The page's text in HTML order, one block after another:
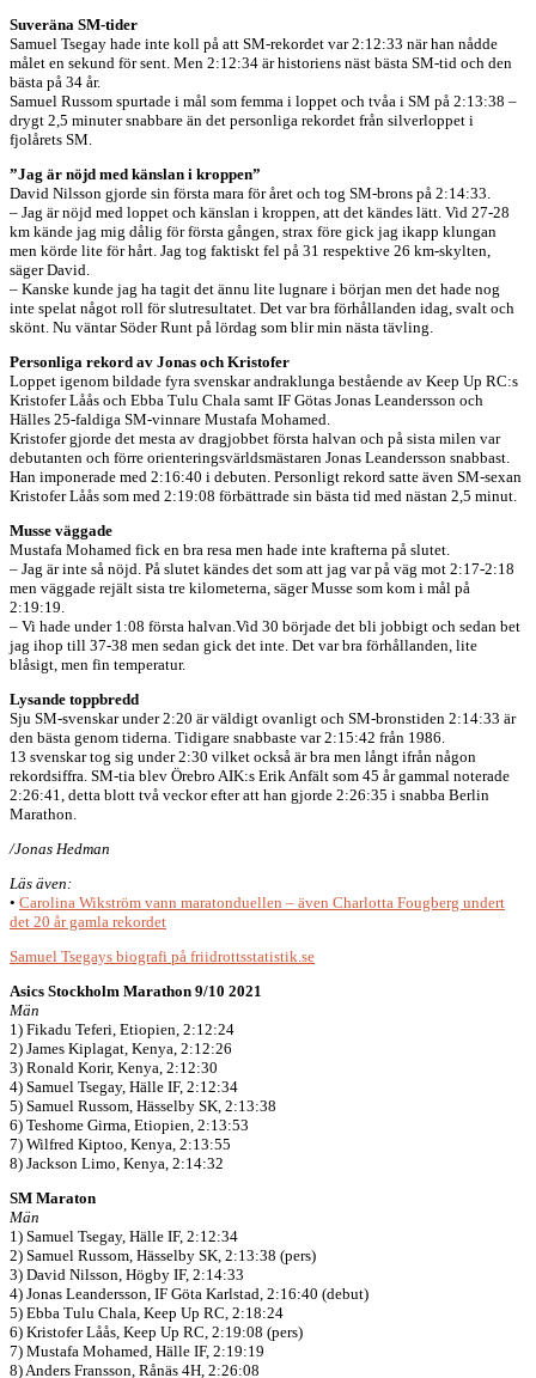
Suveräna SM-tider
Samuel Tsegay hade inte koll på att SM-rekordet var 2:12:33 när han nådde
målet en sekund för sent. Men 2:12:34 är historiens näst bästa SM-tid och den
bästa på 34 år.
Samuel Russom spurtade i mål som femma i loppet och tvåa i SM på 2:13:38 –
drygt 2,5 minuter snabbare än det personliga rekordet från silverloppet i
fjolårets SM.
”Jag är nöjd med känslan i kroppen”
David Nilsson gjorde sin första mara för året och tog SM-brons på 2:14:33.
– Jag är nöjd med loppet och känslan i kroppen, att det kändes lätt. Vid 27-28
km kände jag mig dålig för första gången, strax före gick jag ikapp klungan
men körde lite för hårt. Jag tog faktiskt fel på 31 respektive 26 km-skylten,
säger David.
– Kanske kunde jag ha tagit det ännu lite lugnare i början men det hade nog
inte spelat något roll för slutresultatet. Det var bra förhållanden idag, svalt och
skönt. Nu väntar Söder Runt på lördag som blir min nästa tävling.
Personliga rekord av Jonas och Kristofer
Loppet igenom bildade fyra svenskar andraklunga bestående av Keep Up RC:s
Kristofer Låås och Ebba Tulu Chala samt IF Götas Jonas Leandersson och
Hälles 25-faldiga SM-vinnare Mustafa Mohamed.
Kristofer gjorde det mesta av dragjobbet första halvan och på sista milen var
debutanten och förre orienteringsvärldsmästaren Jonas Leandersson snabbast.
Han imponerade med 2:16:40 i debuten. Personligt rekord satte även SM-sexan
Kristofer Låås som med 2:19:08 förbättrade sin bästa tid med nästan 2,5 minut.
Musse väggade
Mustafa Mohamed fick en bra resa men hade inte krafterna på slutet.
– Jag är inte så nöjd. På slutet kändes det som att jag var på väg mot 2:17-2:18
men väggade rejält sista tre kilometerna, säger Musse som kom i mål på
2:19:19.
– Vi hade under 1:08 första halvan.Vid 30 började det bli jobbigt och sedan bet
jag ihop till 37-38 men sedan gick det inte. Det var bra förhållanden, lite
blåsigt, men fin temperatur.
Lysande toppbredd
Sju SM-svenskar under 2:20 är väldigt ovanligt och SM-bronstiden 2:14:33 är
den bästa genom tiderna. Tidigare snabbaste var 2:15:42 från 1986.
13 svenskar tog sig under 2:30 vilket också är bra men långt ifrån någon
rekordsiffra. SM-tia blev Örebro AIK:s Erik Anfält som 45 år gammal noterade
2:26:41, detta blott två veckor efter att han gjorde 2:26:35 i snabba Berlin
Marathon.
/Jonas Hedman
Läs även:
• Carolina Wikström vann maratonduellen – även Charlotta Fougberg undert
det 20 år gamla rekordet
Samuel Tsegays biografi på friidrottsstatistik.se
Asics Stockholm Marathon 9/10 2021
Män
1) Fikadu Teferi, Etiopien, 2:12:24
2) James Kiplagat, Kenya, 2:12:26
3) Ronald Korir, Kenya, 2:12:30
4) Samuel Tsegay, Hälle IF, 2:12:34
5) Samuel Russom, Hässelby SK, 2:13:38
6) Teshome Girma, Etiopien, 2:13:53
7) Wilfred Kiptoo, Kenya, 2:13:55
8) Jackson Limo, Kenya, 2:14:32
SM Maraton
Män
1) Samuel Tsegay, Hälle IF, 2:12:34
2) Samuel Russom, Hässelby SK, 2:13:38 (pers)
3) David Nilsson, Högby IF, 2:14:33
4) Jonas Leandersson, IF Göta Karlstad, 2:16:40 (debut)
5) Ebba Tulu Chala, Keep Up RC, 2:18:24
6) Kristofer Låås, Keep Up RC, 2:19:08 (pers)
7) Mustafa Mohamed, Hälle IF, 2:19:19
8) Anders Fransson, Rånäs 4H, 2:26:08